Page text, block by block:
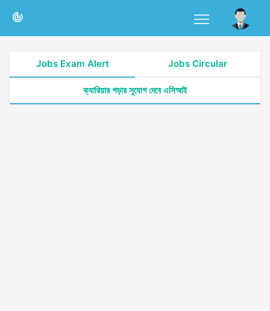
Jobs Exam Alert Jobs Circular
ক্যারিয়ার গড়ার সুযোগ দেবে এসিআই